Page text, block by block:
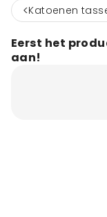
< Katoenen
Eerst het
aan!